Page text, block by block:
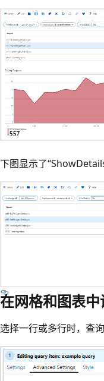
下图显示了
在网格和图表
选择一行或多行时，查